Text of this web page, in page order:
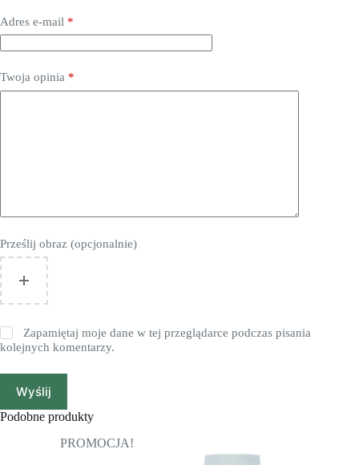
Adres e-mail *
Twoja opinia *
Prześlij obraz (opcjonalnie)
Zapamiętaj moje dane w tej przeglądarce podczas pisania
kolejnych komentarzy.
Wyślij
Podobne produkty
PROMOCJA!